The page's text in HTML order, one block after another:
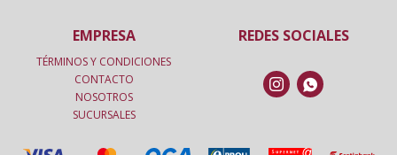
REDES SOCIALES
 
EMPRESA
TÉRMINOS Y CONDICIONES
CONTACTO
NOSOTROS
SUCURSALES